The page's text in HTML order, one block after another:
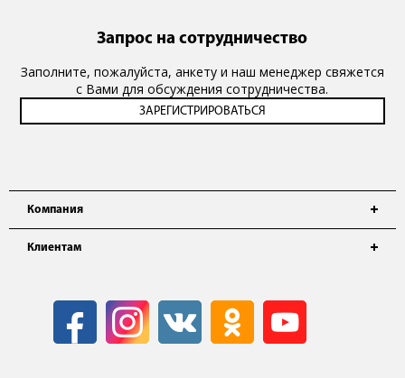
Компания
Клиентам
Запрос на сотрудничество
Заполните, пожалуйста, анкету и наш менеджер свяжется
с Вами для обсуждения сотрудничества.